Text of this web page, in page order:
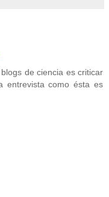
de ciencia es criticar
entrevista como ésta es